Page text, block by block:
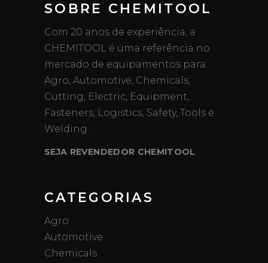
SOBRE CHEMITOOL
Com 20 anos de experiência, a
CHEMITOOL é uma referência no
mercado de equipamentos para
Agro, Automotive, Chemicals,
Cutting, Electric, Equipment,
Fasteners, Logistics, Safety, Tools e
Welding.
SEJA REVENDEDOR CHEMITOOL
CATEGORIAS
Agro
Automotive
Chemicals